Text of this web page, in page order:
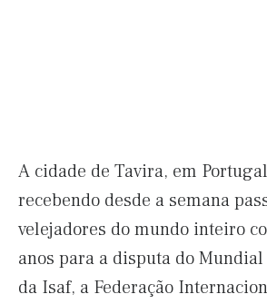
A cidade de Tavira, em
recebendo desde a semana
velejadores do mundo inteiro
anos para a disputa do Mundial
da Isaf, a Federação